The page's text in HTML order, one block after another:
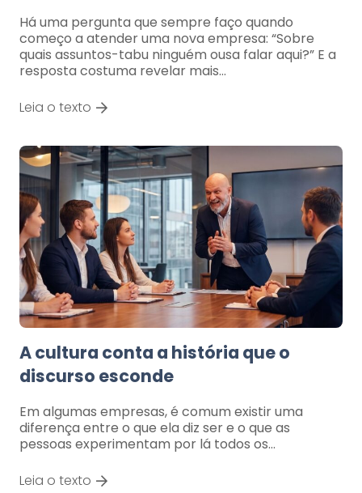
Há uma pergunta que sempre faço quando
começo a atender uma nova empresa: “Sobre
quais assuntos-tabu ninguém ousa falar aqui?” E a
resposta costuma revelar mais…
Leia o texto
A cultura conta a história que o
discurso esconde
Em algumas empresas, é comum existir uma
diferença entre o que ela diz ser e o que as
pessoas experimentam por lá todos os…
Leia o texto